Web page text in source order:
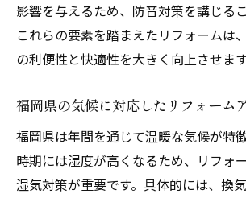
影響を与えるため、防音対策を講じる
これらの要素を踏まえたリフォームは
の利便性と快適性を大きく向上させます
福岡県の気候に対応したリフォーム
福岡県は年間を通じて温暖な気候が特
時期には湿度が高くなるため、リフォ
湿気対策が重要です。具体的には、換